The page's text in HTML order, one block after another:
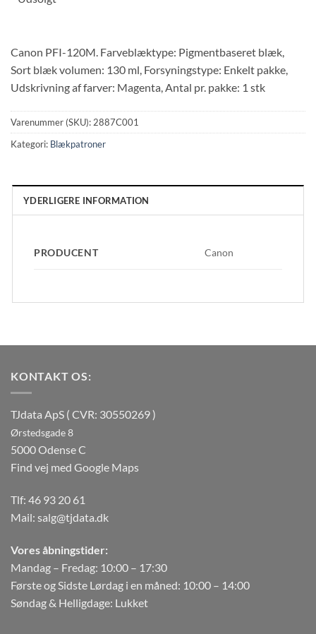
Canon PFI-120M. Farveblæktype: Pigmentbaseret blæk,
Sort blæk volumen: 130 ml, Forsyningstype: Enkelt pakke,
Udskrivning af farver: Magenta, Antal pr. pakke: 1 stk
Varenummer (SKU): 2887C001
Kategori: Blækpatroner
YDERLIGERE INFORMATION
PRODUCENT Canon
KONTAKT OS:
TJdata ApS ( CVR: 30550269 )
Ørstedsgade 8
5000 Odense C
Find vej med Google Maps
Tlf: 46 93 20 61
Mail: salg@tjdata.dk
Vores åbningstider:
Mandag – Fredag: 10:00 – 17:30
Første og Sidste Lørdag i en måned: 10:00 – 14:00
Søndag & Helligdage: Lukket